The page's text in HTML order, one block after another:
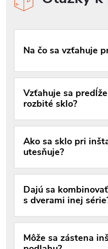
Na čo sa vzťahuje
Vzťahuje sa
rozbité sklo?
Ako sa sklo pri
utesňuje?
Dajú sa
s dverami inej
Môže sa zástena